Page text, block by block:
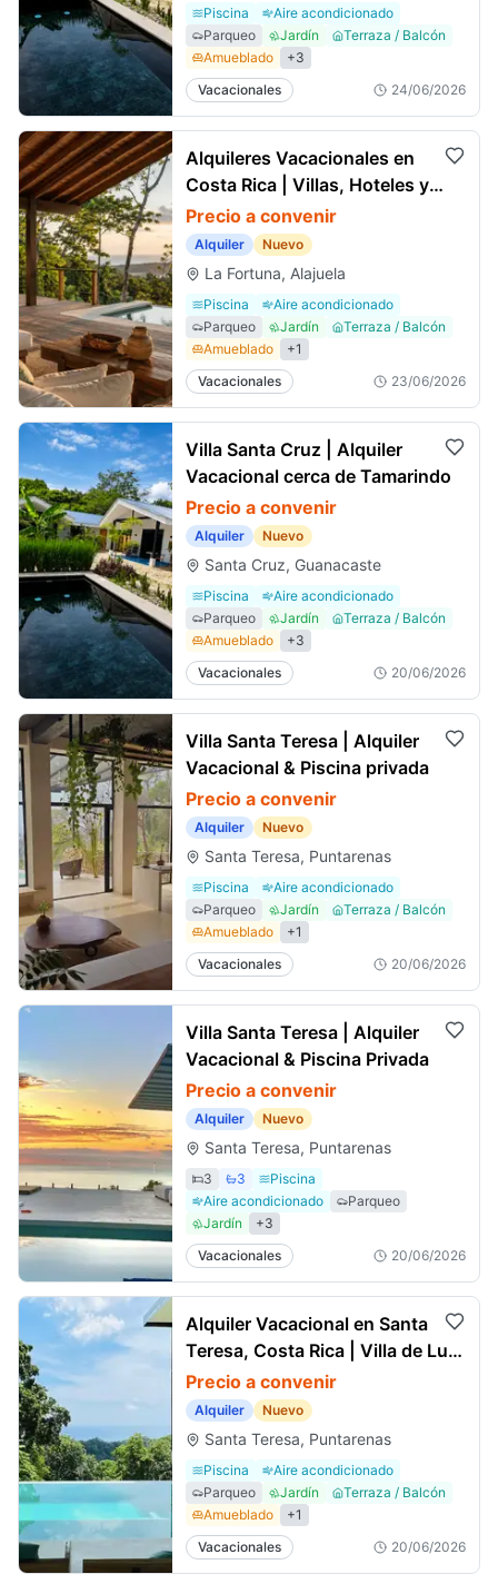
Piscina
Aire acondicionado
Parqueo
Jardín
Terraza / Balcón
Amueblado
+3
Vacacionales
24/06/2026
Alquileres Vacacionales en
Costa Rica | Villas, Hoteles y
Alojamientos
Precio a convenir
Alquiler Nuevo
La Fortuna, Alajuela
Piscina
Aire acondicionado
Parqueo
Jardín
Terraza / Balcón
Amueblado
+1
Vacacionales
23/06/2026
Villa Santa Cruz | Alquiler
Vacacional cerca de Tamarindo
Precio a convenir
Alquiler Nuevo
Santa Cruz, Guanacaste
Piscina
Aire acondicionado
Parqueo
Jardín
Terraza / Balcón
Amueblado
+3
Vacacionales
20/06/2026
Villa Santa Teresa | Alquiler
Vacacional & Piscina privada
Precio a convenir
Alquiler Nuevo
Santa Teresa, Puntarenas
Piscina
Aire acondicionado
Parqueo
Jardín
Terraza / Balcón
Amueblado
+1
Vacacionales
20/06/2026
Villa Santa Teresa | Alquiler
Vacacional & Piscina Privada
Precio a convenir
Alquiler Nuevo
Santa Teresa, Puntarenas
3 3
Piscina
Aire acondicionado
Parqueo
Jardín
+3
Vacacionales
20/06/2026
Alquiler Vacacional en Santa
Teresa, Costa Rica | Villa de Lujo
con Piscina Privada
Precio a convenir
Alquiler Nuevo
Santa Teresa, Puntarenas
Piscina
Aire acondicionado
Parqueo
Jardín
Terraza / Balcón
Amueblado
+1
Vacacionales
20/06/2026